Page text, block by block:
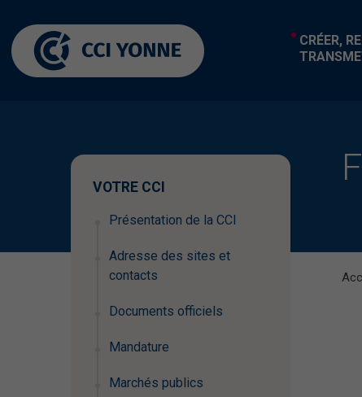
CRÉER,
VOTRE CCI
Présentation de la CCI
Adresse des sites et
contacts
Documents officiels
Mandature
Marchés publics